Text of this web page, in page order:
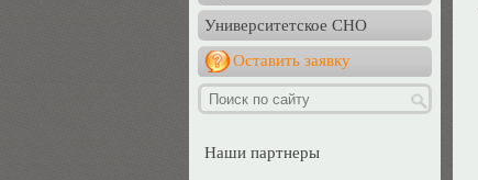
Университетское СНО
Оставить заявку
Наши партнеры